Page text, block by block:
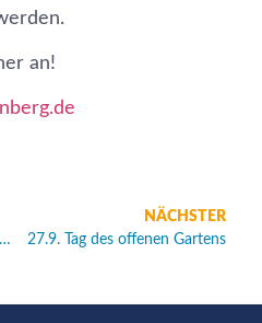
an!
Interkulturelles Dinner
NÄCHSTER
27.9. Tag des offenen Gartens